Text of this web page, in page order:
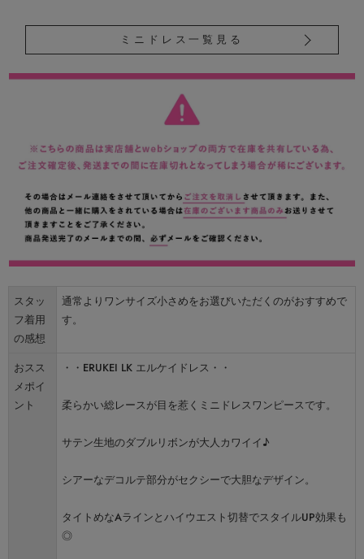
ミニドレス一覧見る
スタッ
フ着用
の感想
通常よりワンサイズ小さめをお選びいただくのがおすすめで
す。
おスス
メポイ
ント
・・ERUKEI LK エルケイドレス・・
柔らかい総レースが目を惹くミニドレスワンピースです。
サテン生地のダブルリボンが大人カワイイ♪
シアーなデコルテ部分がセクシーで大胆なデザイン。
タイトめなAラインとハイウエスト切替でスタイルUP効果も
◎